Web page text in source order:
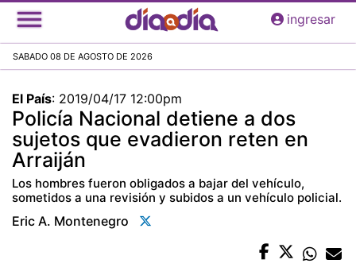
Pasar
al
principal
ingresar
SABADO 08 DE AGOSTO DE 2026
El País: 2019/04/17 12:00pm
Policía Nacional detiene a dos
sujetos que evadieron reten en
Arraiján
Los hombres fueron obligados a bajar del vehículo,
sometidos a una revisión y subidos a un vehículo policial.
Eric A. Montenegro